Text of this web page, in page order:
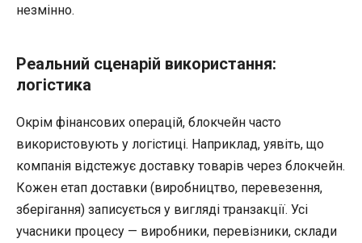
незмінно.
Реальний сценарій використання:
логістика
Окрім фінансових операцій, блокчейн часто
використовують у логістиці. Наприклад, уявіть, що
компанія відстежує доставку товарів через блокчейн.
Кожен етап доставки (виробництво, перевезення,
зберігання) записується у вигляді транзакції. Усі
учасники процесу — виробники, перевізники, склади